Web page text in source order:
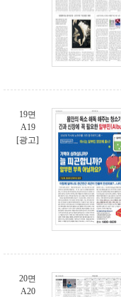
19면
A19
[광고]
20면
A20